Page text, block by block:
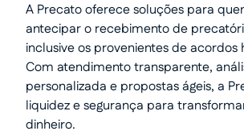
A Precato oferece soluções para
antecipar o recebimento de
inclusive os provenientes de acordos
Com atendimento transparente,
personalizada e propostas ágeis, a
liquidez e segurança para
dinheiro.